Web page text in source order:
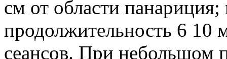
см от области
продолжительность 6 10
сеансов. При небольшом